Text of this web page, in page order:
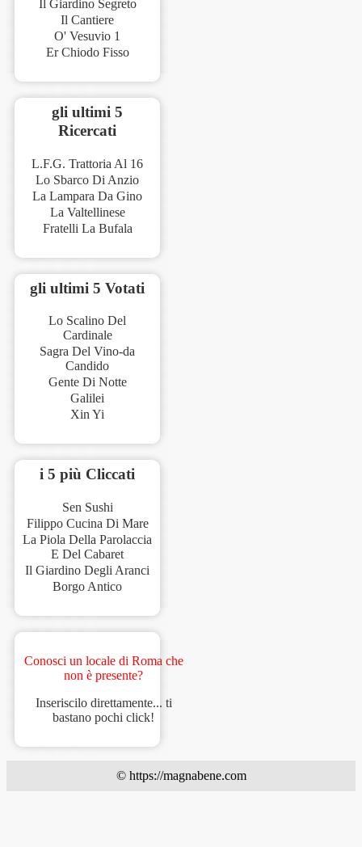
Il Giardino Segreto
Il Cantiere
O' Vesuvio 1
Er Chiodo Fisso
gli ultimi 5
Ricercati
L.F.G. Trattoria Al 16
Lo Sbarco Di Anzio
La Lampara Da Gino
La Valtellinese
Fratelli La Bufala
gli ultimi 5 Votati
Lo Scalino Del
Cardinale
Sagra Del Vino-da
Candido
Gente Di Notte
Galilei
Xin Yi
i 5 più Cliccati
Sen Sushi
Filippo Cucina Di Mare
La Piola Della Parolaccia
E Del Cabaret
Il Giardino Degli Aranci
Borgo Antico
Conosci un locale di Roma che
non è presente?
Inseriscilo direttamente... ti
bastano pochi click!
© https://magnabene.com